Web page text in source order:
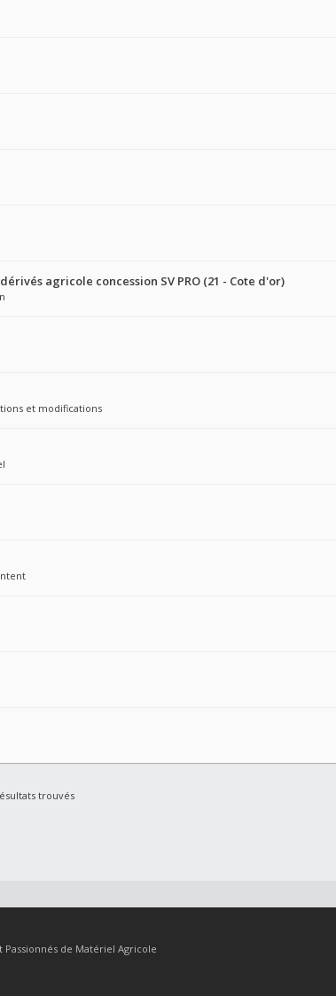
agricole concession SV PRO (21 - Cote d'or)
et modifications
trouvés
de Matériel Agricole